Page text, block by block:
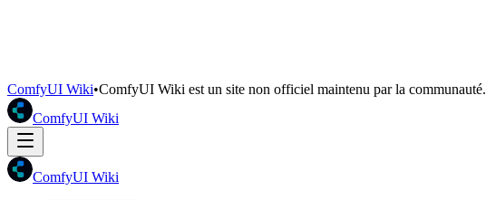
ComfyUI Wiki•ComfyUI Wiki est un site non officiel maintenu par la communauté.
ComfyUI Wiki
ComfyUI Wiki